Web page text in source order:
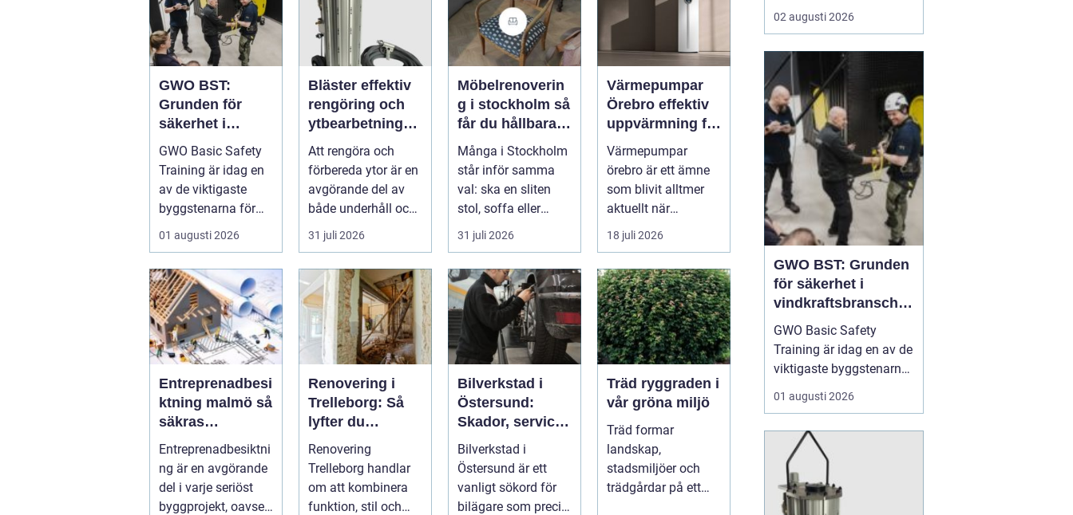
GWO BST:
Grunden för
säkerhet i
vindkraftsbrans
chen
GWO Basic Safety
Training är idag en
av de viktigaste
byggstenarna för
alla som vill arbet...
01 augusti 2026
Bläster effektiv
rengöring och
ytbearbetning
för proffs och
hantverkare
Att rengöra och
förbereda ytor är en
avgörande del av
både underhåll och
renovering. Färg,
rost, smu...
31 juli 2026
Möbelrenoverin
g i stockholm så
får du hållbara
och vackra
möbler
Många i Stockholm
står inför samma
val: ska en sliten
stol, soffa eller
fåtölj slängas,
säljas billi...
31 juli 2026
Värmepumpar
Örebro effektiv
uppvärmning för
hus och
fastigheter
Värmepumpar
örebro är ett ämne
som blivit alltmer
aktuellt när
energipriser stiger
och fler vill sän...
18 juli 2026
Entreprenadbesi
ktning malmö så
säkras
kvaliteten i
byggprojekt
Entreprenadbesiktni
ng är en avgörande
del i varje seriöst
byggprojekt, oavsett
Renovering i
Trelleborg: Så
lyfter du
hemmet på ett
smart sätt
Renovering
Trelleborg handlar
om att kombinera
funktion, stil och
Bilverkstad i
Östersund:
Skador, service
och smarta val
för din bil
Bilverkstad i
Östersund är ett
vanligt sökord för
bilägare som precis
Träd ryggraden i
vår gröna miljö
Träd formar
landskap,
stadsmiljöer och
trädgårdar på ett
verkstadsindustri och
moderna
möts. I takt med att
kraven på hållbara
lösningar och hög
produktionssäkerhet ö...
02 augusti 2026
GWO BST: Grunden
för säkerhet i
vindkraftsbransche
n
GWO Basic Safety
Training är idag en av de
viktigaste byggstenarna
för alla som vill arbeta
professionellt inom
skapar en gemensam
säkerhetsnivå i en
bransch där jobbet ofta
sker långt frå...
01 augusti 2026